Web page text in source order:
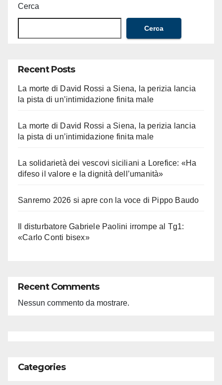
Cerca
Cerca
Recent Posts
La morte di David Rossi a Siena, la perizia lancia
la pista di un’intimidazione finita male
La morte di David Rossi a Siena, la perizia lancia
la pista di un’intimidazione finita male
La solidarietà dei vescovi siciliani a Lorefice: «Ha
difeso il valore e la dignità dell’umanità»
Sanremo 2026 si apre con la voce di Pippo Baudo
Il disturbatore Gabriele Paolini irrompe al Tg1:
«Carlo Conti bisex»
Recent Comments
Nessun commento da mostrare.
Categories